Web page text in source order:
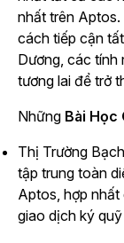
nhất trên
cách tiếp cận
Dương, các tính
tương lai để trở
Những Bài Học
Thị Trường
tập trung toàn
Aptos, hợp
giao dịch ký